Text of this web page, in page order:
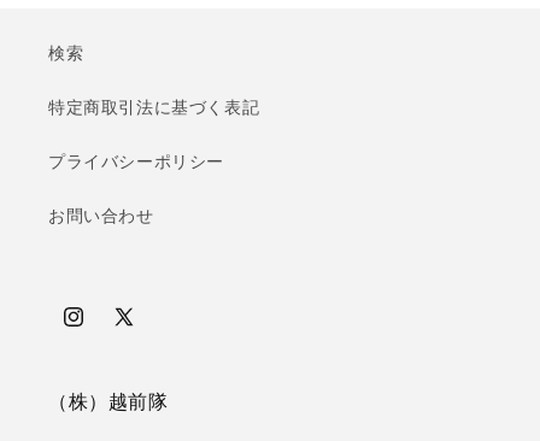
検索
特定商取引法に基づく表記
プライバシーポリシー
お問い合わせ
Instagram
X
（株）越前隊